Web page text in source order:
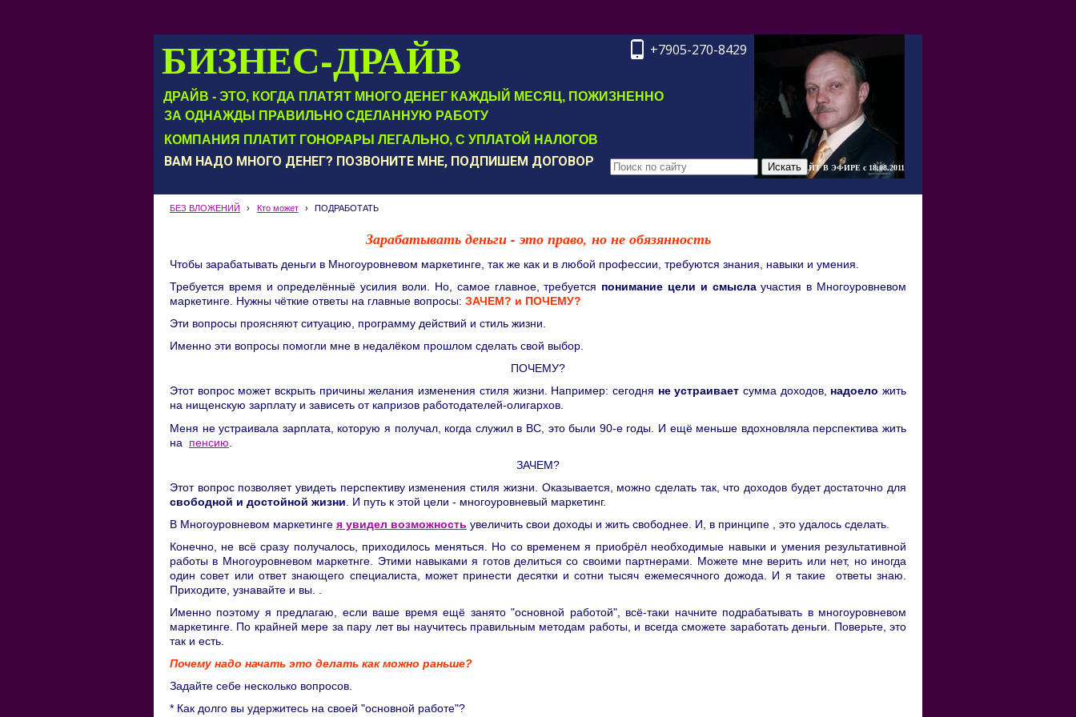
САЙТ В ЭФИРЕ c 18.08.2011
+7905-270-8429
БИЗНЕС-ДРАЙВ
ДРАЙВ - ЭТО, КОГДА ПЛАТЯТ МНОГО ДЕНЕГ КАЖДЫЙ МЕСЯЦ, ПОЖИЗНЕННО
КОМПАНИЯ ПЛАТИТ ГОНОРАРЫ ЛЕГАЛЬНО, С УПЛАТОЙ НАЛОГОВ
ЗА ОДНАЖДЫ ПРАВИЛЬНО СДЕЛАННУЮ РАБОТУ
ВАМ НАДО МНОГО ДЕНЕГ? ПОЗВОНИТЕ МНЕ, ПОДПИШЕМ ДОГОВОР
БЕЗ ВЛОЖЕНИЙ › Кто может › ПОДРАБОТАТЬ
Зарабатывать деньги - это право, но не обязянность
Чтобы зарабатывать деньги в Многоуровневом маркетинге , так же как и в любой профессии , требуются знания, навыки и умения
Требуется время и определённыё усилия воли. Но, самое главное, требуется понимание цели и смыслаучастия в Многоуровневом
маркетинге. Нужны чёткие ответы на главные вопросы: ЗАЧЕМ? и ПОЧЕМУ?
Эти вопросы проясняют ситуацию, программу действий и стиль жизни.
Именно эти вопросы помогли мне в недалёком прошлом сделать свой выбор.
ПОЧЕМУ?
Этот вопрос может вскрыть причины желания изменения стиля жизни. Например: сегодня не устраивает сумма доходов, надоело жить
на нищенскую зарплату и зависеть от капризов работодателей-олигархов.
Меня не устраивала зарплата, которую я получал, когда служил в ВС, это были 90-е годы. И ещё меньше вдохновляла перспектива жить
на пенсию
ЗАЧЕМ?
Этот вопрос позволяет увидеть перспективу изменения стиля жизни. Оказывается, можно сделать так, что доходов будет достаточно для
свободной и достойной жизни . И путь к этой цели - многоуровневый маркетинг.
В Многоуровневом маркетинге я увидел возможность увеличить свои доходы и жить свободнее. И, в принципе , это удалось сделать.
Конечно, не всё сразу получалось, приходилось меняться. Но со временем я приобрёл необходимые навыки и умения результативной
работы в Многоуровневом маркетнге. Этими навыками я готов делиться со своими партнерами. Можете мне верить или нет, но иногда
один совет или ответ знающего специалиста, может принести десятки и сотни тысяч ежемесячного дожода. И я такие ответы знаю.
Приходите, узнавайте и вы. .
Именно поэтому я предлагаю, если ваше время ещё занято "основной работой", всё-таки начните подрабатывать в многоуровневом
маркетинге. По крайней мере за пару лет вы научитесь правильным методам работы, и всегда сможете заработать деньги. Поверьте, это
так и есть.
Почему надо начать это делать как можно раньше?
Задайте себе несколько вопросов.
* Как долго вы удержитесь на своей "основной работе"?